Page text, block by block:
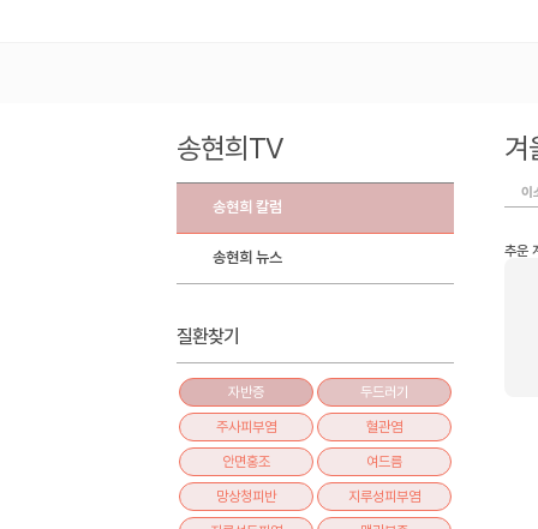
겨
이
추운
송현희TV
송현희 칼럼
송현희 뉴스
질환찾기
자반증 두드러기
주사피부염 혈관염
안면홍조 여드름
망상청피반 지루성피부염